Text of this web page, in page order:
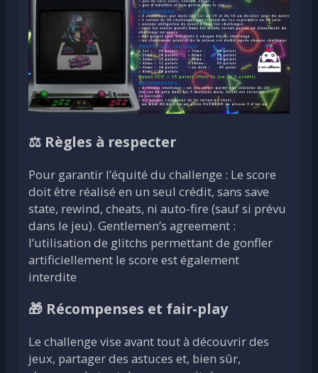
⚖️ Règles à respecter
Pour garantir l’équité du challenge : Le score
doit être réalisé en un seul crédit, sans save
state, rewind, cheats, ni auto-fire (sauf si prévu
dans le jeu). Gentlemen’s agreement :
l’utilisation de glitchs permettant de gonfler
artificiellement le score est également
interdite
🎁 Récompenses et fair-play
Le challenge vise avant tout à découvrir des
jeux, partager des astuces et, bien sûr,